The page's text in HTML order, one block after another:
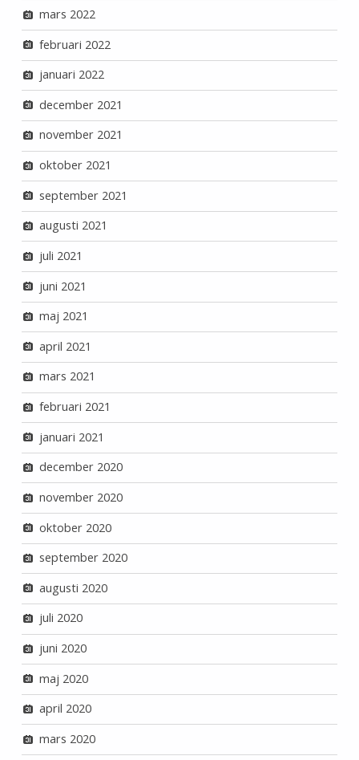
mars 2022
februari 2022
januari 2022
december 2021
november 2021
oktober 2021
september 2021
augusti 2021
juli 2021
juni 2021
maj 2021
april 2021
mars 2021
februari 2021
januari 2021
december 2020
november 2020
oktober 2020
september 2020
augusti 2020
juli 2020
juni 2020
maj 2020
april 2020
mars 2020